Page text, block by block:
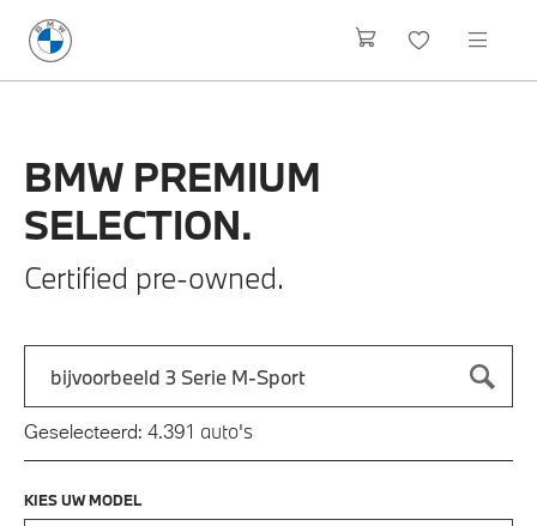
BMW PREMIUM
SELECTION.
Certified pre-owned.
Zoek naar een automodel, bijvoorbeeld 3 Serie M-Sport
Typ een automodel in en druk op enter om te zoeken
Geselecteerd: 4.391 auto's
KIES UW MODEL